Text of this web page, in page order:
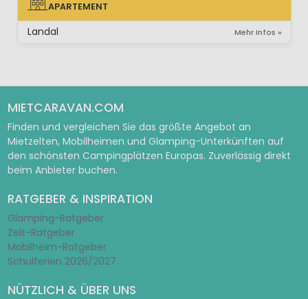
APARTEMENT
APARTEMENT
Landal Mehr Infos »
MIETCARAVAN.COM
Finden und vergleichen Sie das größte Angebot an
Mietzelten, Mobilheimen und Glamping-Unterkünften auf
den schönsten Campingplätzen Europas. Zuverlässig direkt
beim Anbieter buchen.
RATGEBER & INSPIRATION
Glamping-Ratgeber
Zelt-Ratgeber
Mobilheim-Ratgeber
Schulferien 2026/2027
NÜTZLICH & ÜBER UNS